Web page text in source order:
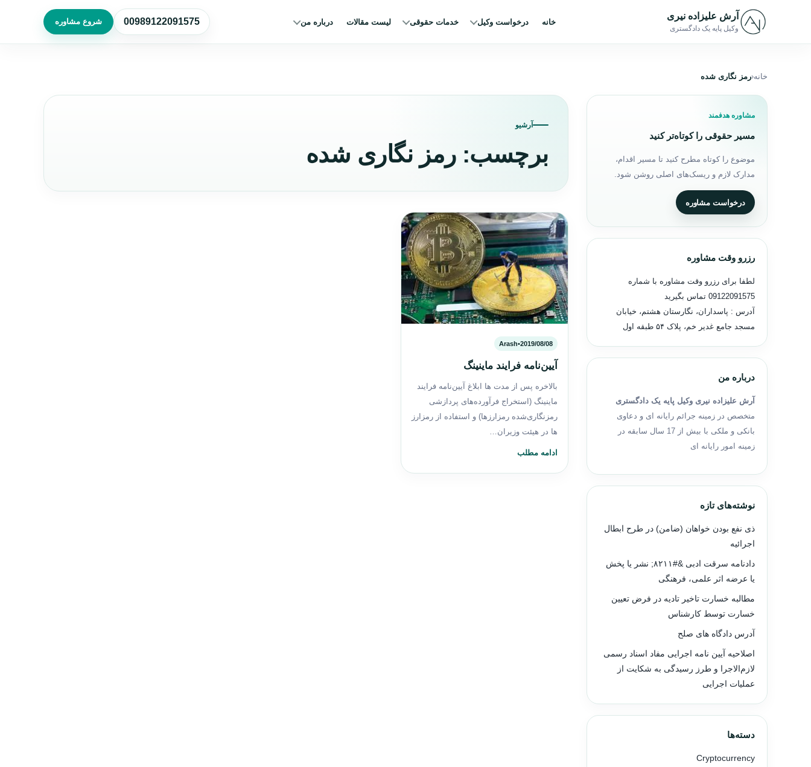
پرش به محتوا
آرش علیزاده نیری
وکیل پایه یک دادگستری
خانه درخواست وکیل خدمات حقوقی لیست مقالات درباره من 00989122091575 شروع مشاوره
خانه رمز نگاری شده
آرشیو
برچسب:رمز نگاری شده
2019/08/08
•
Arash
آیین‌نامه فرایند ماینینگ
بالاخره پس از مدت ها ابلاغ آیین‌نامه فرایند
ماینینگ (استخراج فرآورده‌های پردازشی
رمز‌نگاری‌شده رمزارزها) و استفاده از رمزارز
ها در هیئت وزیران…
ادامه مطلب
مشاوره هدفمند
مسیر حقوقی را کوتاه‌تر کنید
موضوع را کوتاه مطرح کنید تا مسیر اقدام،
مدارک لازم و ریسک‌های اصلی روشن شود.
درخواست مشاوره
رزرو وقت مشاوره
لطفا برای رزرو وقت مشاوره با شماره
09122091575 تماس بگیرید
آدرس : پاسداران، نگارستان هشتم، خیابان
مسجد جامع غدیر خم، پلاک ۵۴ طبقه اول
درباره من
آرش علیزاده نیری وکیل پایه یک دادگستری
متخصص در زمینه جرائم رایانه ای و دعاوی
بانکی و ملکی با بیش از 17 سال سابقه در
زمینه امور رایانه ای
نوشته‌های تازه
ذی نفع بودن خواهان (ضامن) در طرح ابطال
اجرائیه
دادنامه سرقت ادبی &#۸۲۱۱; نشر یا پخش
یا عرضه اثر علمی، فرهنگی
مطالبه خسارت تاخیر تادیه در فرض تعیین
خسارت توسط کارشناس
آدرس دادگاه های صلح
اصلاحیه آیین نامه اجرایی مفاد اسناد رسمی
لازم‌الاجرا و طرز رسیدگی به شکایت از
عملیات اجرایی
دسته‌ها
Cryptocurrency